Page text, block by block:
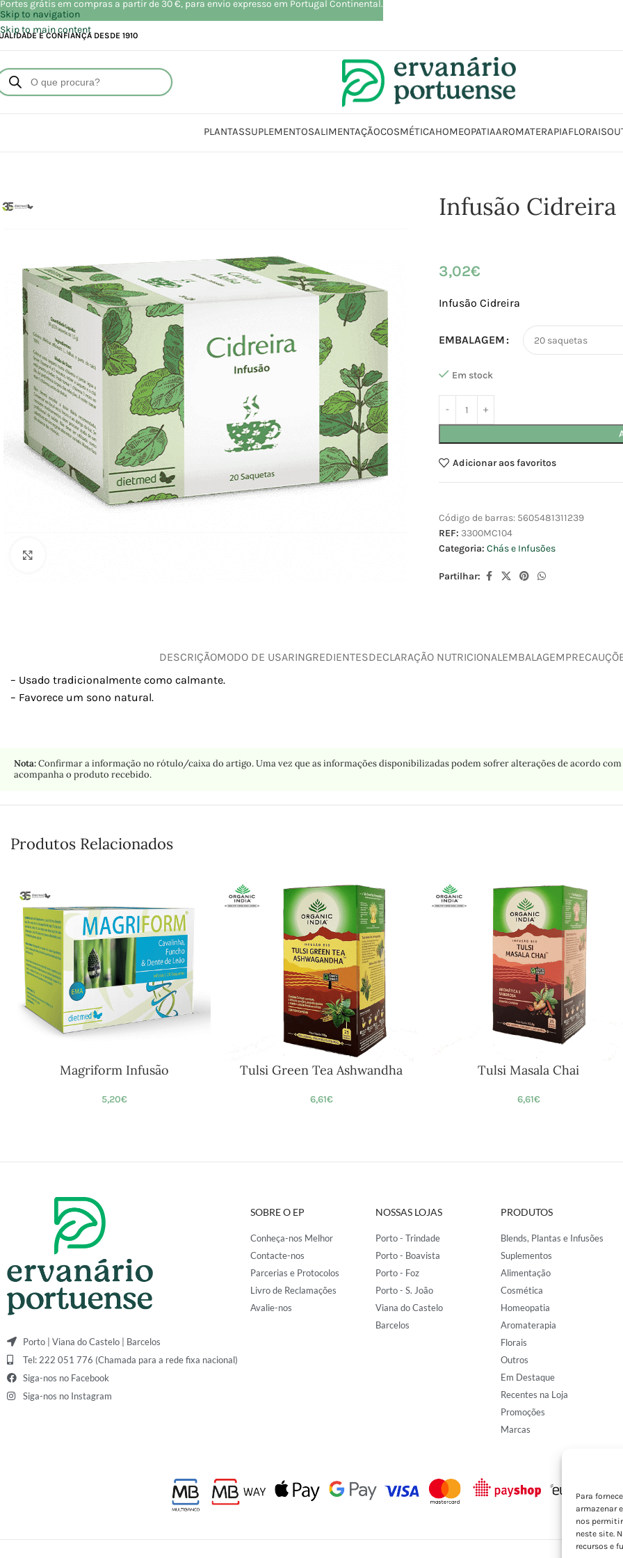
Para
armazenar
nos
neste site.
recursos e
Skip to navigation
Skip to main content
E CONFIANÇA DESDE 1910
PLANTASSUPLEMENTOSALIMENTAÇÃOCOSMÉTICAHOMEOPATIAAROMATERAPIAFLORAIS
Infusão Cidreira
3,02€
Infusão Cidreira
EMBALAGEM
Em stock
Adicionar aos favoritos
Código de barras: 5605481311239
REF: 3300MC104
Categoria: Chás e Infusões
Partilhar:
DESCRIÇÃOMODO DE USARINGREDIENTESDECLARAÇÃO NUTRICIONAL EMBALAGEM
– Usado tradicionalmente como calmante.
– Favorece um sono natural.
Nota:Confirmar a informação no rótulo/caixa do artigo. Uma vez que as informações disponibilizadas podem sofrer alterações de acordo
acompanha o produto recebido.
Produtos Relacionados
Magriform Infusão
5,20€
Tulsi Green Tea Ashwandha
6,61€
Tulsi Masala Chai
6,61€
Porto | Viana do Castelo | Barcelos
Tel: 222 051 776 (Chamada para a rede fixa nacional)
Siga-nos no Facebook
Siga-nos no Instagram
SOBRE O EP
Conheça-nos Melhor
Contacte-nos
Parcerias e Protocolos
Livro de Reclamações
Avalie-nos
NOSSAS LOJAS
Porto - Trindade
Porto - Boavista
Porto - Foz
Porto - S. João
Viana do Castelo
Barcelos
PRODUTOS
Blends, Plantas e Infusões
Suplementos
Alimentação
Cosmética
Homeopatia
Aromaterapia
Florais
Outros
Em Destaque
Recentes na Loja
Promoções
Marcas
Portes grátis em compras a partir de 30 €, para envio expresso em Portugal Continental.